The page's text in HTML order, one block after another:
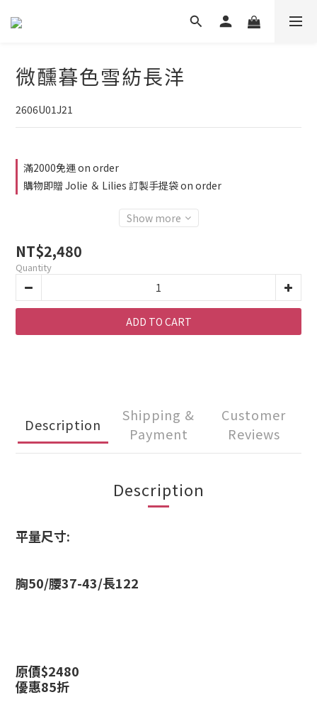
微醺暮色雪紡長洋
2606U01J21
滿2000免運 on order
購物即贈 Jolie ＆ Lilies 訂製手提袋 on order
Show more
NT$2,480
Quantity
ADD TO CART
Description
Shipping &
Payment
Customer
Reviews
Description
平量尺寸:
胸50/腰37-43/長122
原價$2480
優惠85折